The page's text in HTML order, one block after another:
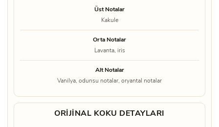
Üst Notalar
Kakule
Orta Notalar
Lavanta, iris
Alt Notalar
Vanilya, odunsu notalar, oryantal notalar
ORIJINAL KOKU DETAYLARI